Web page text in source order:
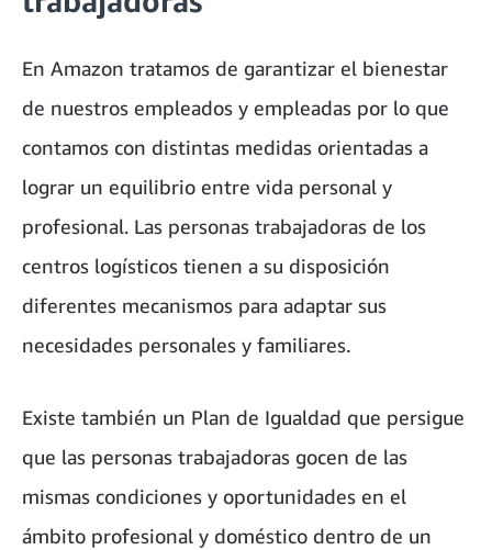
En Amazon tratamos de garantizar el bienestar
de nuestros empleados y empleadas por lo que
contamos con distintas medidas orientadas a
lograr un equilibrio entre vida personal y
profesional. Las personas trabajadoras de los
centros logísticos tienen a su disposición
diferentes mecanismos para adaptar sus
necesidades personales y familiares.
Existe también un Plan de Igualdad que persigue
que las personas trabajadoras gocen de las
mismas condiciones y oportunidades en el
ámbito profesional y doméstico dentro de un